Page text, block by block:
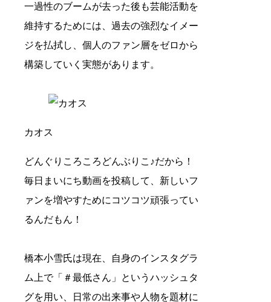
一過性のブームが去った後も芸能活動を
維持するためには、過去の強烈なイメー
ジを払拭し、個人のファン層をゼロから
構築していく実態があります。
カオス
どんぐりころころどんぶりこ♪だから！
毎日まいにち動画を投稿して、新しいフ
ァンを増やすためにコツコツ頑張ってい
るんだもん！
橋本小雪氏は現在、自身のインスタグラ
ム上で「＃最低さん」というハッシュタ
グを用い、日常の出来事や人物を題材に